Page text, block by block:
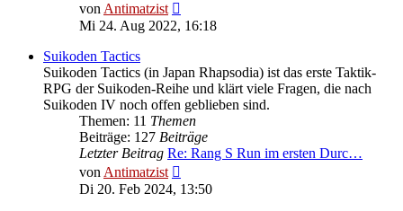
vonAntimatzist
Beitrag
Mi 24. Aug 2022, 16:18
Suikoden Tactics
Suikoden Tactics (in Japan Rhapsodia) ist das erste Taktik-
RPG der Suikoden-Reihe und klärt viele Fragen, die nach
Suikoden IV noch offen geblieben sind.
Themen: 11 Themen
Beiträge: 127 Beiträge
Letzter Beitrag Re: Rang S Run im ersten Durc…
vonAntimatzist
Beitrag
Di 20. Feb 2024, 13:50